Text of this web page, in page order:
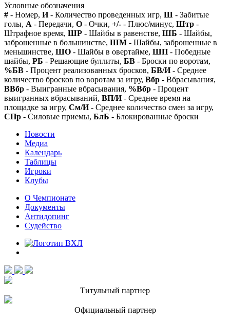
Условные обозначения
# - Номер, И- Количество проведенных игр, Ш - Забитые
голы, А - Передачи, О - Очки, +/- - Плюс/минус, Штр -
Штрафное время, ШР - Шайбы в равенстве, ШБ - Шайбы,
заброшенные в большинстве, ШМ - Шайбы, заброшенные в
меньшинстве, ШО - Шайбы в овертайме, ШП - Победные
шайбы, РБ - Решающие буллиты, БВ - Броски по воротам,
%БВ - Процент реализованных бросков, БВ/И- Среднее
количество бросков по воротам за игру, Вбр - Вбрасывания,
ВВбр - Выигранные вбрасывания, %Вбр - Процент
выигранных вбрасываний, ВП/И- Среднее время на
площадке за игру, См/И- Среднее количество смен за игру,
СПр - Силовые приемы, БлБ - Блокированные броски
Новости
Медиа
Календарь
Таблицы
Игроки
Клубы
О Чемпионате
Документы
Антидопинг
Судейство
Титульный партнер
Официальный партнер